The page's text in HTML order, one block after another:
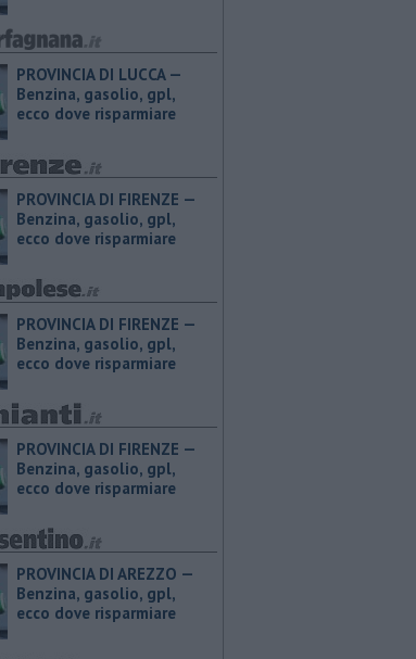
PROVINCIA DI LUCCA — ​
Benzina, gasolio, gpl,
ecco dove risparmiare
PROVINCIA DI FIRENZE — ​
Benzina, gasolio, gpl,
ecco dove risparmiare
PROVINCIA DI FIRENZE — ​
Benzina, gasolio, gpl,
ecco dove risparmiare
PROVINCIA DI FIRENZE — ​
Benzina, gasolio, gpl,
ecco dove risparmiare
PROVINCIA DI AREZZO — ​
Benzina, gasolio, gpl,
ecco dove risparmiare